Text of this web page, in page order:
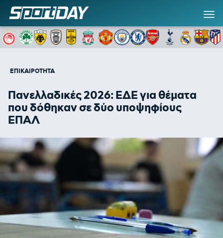
ΕΠΙΚΑΙΡΟΤΗΤΑ
Πανελλαδικές 2026: ΕΔΕ για θέματα
που δόθηκαν σε δύο υποψηφίους
ΕΠΑΛ